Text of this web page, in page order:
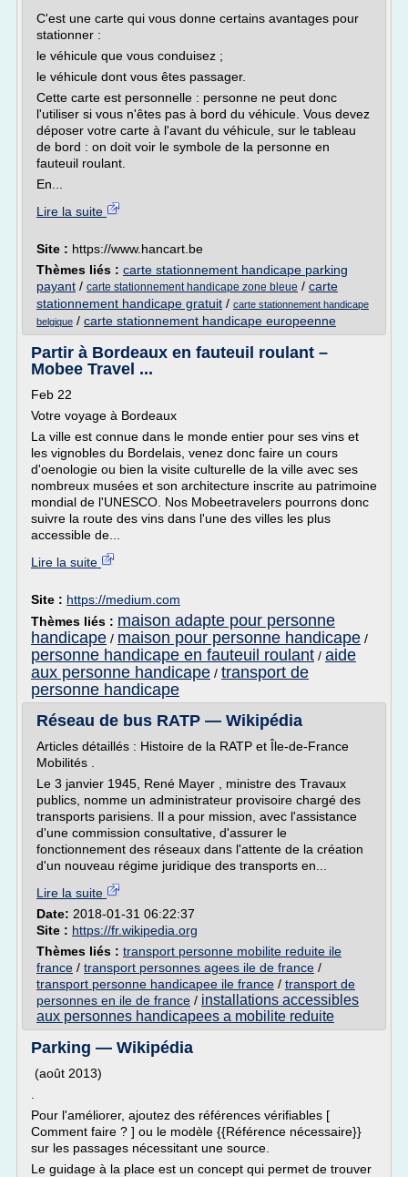
C'est une carte qui vous donne certains avantages pour
stationner :
le véhicule que vous conduisez ;
le véhicule dont vous êtes passager.
Cette carte est personnelle : personne ne peut donc
l'utiliser si vous n'êtes pas à bord du véhicule. Vous devez
déposer votre carte à l'avant du véhicule, sur le tableau
de bord : on doit voir le symbole de la personne en
fauteuil roulant.
En...
Lire la suite
Site : https://www.hancart.be
Thèmes liés : carte stationnement handicape parking
payant / carte stationnement handicape zone bleue / carte
stationnement handicape gratuit / carte stationnement handicape
belgique / carte stationnement handicape europeenne
Partir à Bordeaux en fauteuil roulant –
Mobee Travel ...
Feb 22
Votre voyage à Bordeaux
La ville est connue dans le monde entier pour ses vins et
les vignobles du Bordelais, venez donc faire un cours
d'oenologie ou bien la visite culturelle de la ville avec ses
nombreux musées et son architecture inscrite au patrimoine
mondial de l'UNESCO. Nos Mobeetravelers pourrons donc
suivre la route des vins dans l'une des villes les plus
accessible de...
Lire la suite
Site : https://medium.com
Thèmes liés : maison adapte pour personne
handicape / maison pour personne handicape /
personne handicape en fauteuil roulant / aide
aux personne handicape / transport de
personne handicape
Réseau de bus RATP — Wikipédia
Articles détaillés : Histoire de la RATP et Île-de-France
Mobilités .
Le 3 janvier 1945, René Mayer , ministre des Travaux
publics, nomme un administrateur provisoire chargé des
transports parisiens. Il a pour mission, avec l'assistance
d'une commission consultative, d'assurer le
fonctionnement des réseaux dans l'attente de la création
d'un nouveau régime juridique des transports en...
Lire la suite
Date: 2018-01-31 06:22:37
Site : https://fr.wikipedia.org
Thèmes liés : transport personne mobilite reduite ile
france / transport personnes agees ile de france /
transport personne handicapee ile france / transport de
personnes en ile de france / installations accessibles
aux personnes handicapees a mobilite reduite
Parking — Wikipédia
(août 2013)
Pour l'améliorer, ajoutez des références vérifiables [
Comment faire ? ] ou le modèle {{Référence nécessaire}}
sur les passages nécessitant une source.
Le guidage à la place est un concept qui permet de trouver